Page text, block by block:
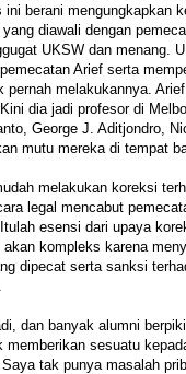
ini berani mengungkapkan
yang diawali dengan
UKSW dan menang.
Arief serta
pernah melakukannya.
dia jadi profesor di
George J. Aditjondro,
mutu mereka di tempat
melakukan koreksi
legal mencabut
esensi dari upaya
kompleks karena
dipecat serta sanksi
dan banyak alumni
memberikan sesuatu
tak punya masalah